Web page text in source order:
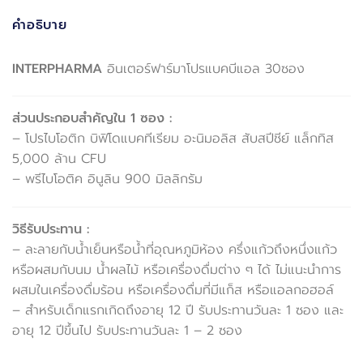
คำอธิบาย
INTERPHARMA อินเตอร์ฟาร์มาโปรแบคบีแอล 30ซอง
ส่วนประกอบสำคัญใน 1 ซอง :
– โปรไบโอติก บิฟิโดแบคทีเรียม อะนิมอลิส สับสปีชีย์ แล็กทิส
5,000 ล้าน CFU
– พรีไบโอติค อินูลิน 900 มิลลิกรัม
วิธีรับประทาน :
– ละลายกับน้ำเย็นหรือน้ำที่อุณหภูมิห้อง ครึ่งแก้วถึงหนึ่งแก้ว
หรือผสมกับนม น้ำผลไม้ หรือเครื่องดื่มต่าง ๆ ได้ ไม่แนะนำการ
ผสมในเครื่องดื่มร้อน หรือเครื่องดื่มที่มีแก็ส หรือแอลกอฮอล์
– สำหรับเด็กแรกเกิดถึงอายุ 12 ปี รับประทานวันละ 1 ซอง และ
อายุ 12 ปีขึ้นไป รับประทานวันละ 1 – 2 ซอง